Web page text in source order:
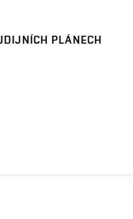
PLÁNECH